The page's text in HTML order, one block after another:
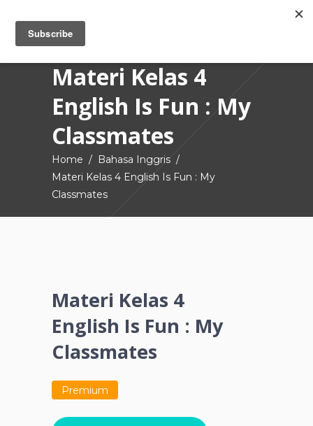
Materi Kelas 4
English Is Fun : My
Classmates
Home / Bahasa Inggris /
Materi Kelas 4 English Is Fun : My
Classmates
Materi Kelas 4
English Is Fun : My
Classmates
Premium